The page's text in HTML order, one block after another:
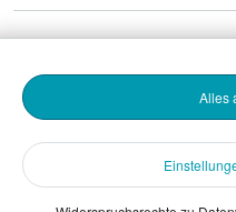
Bewerbende
Alles